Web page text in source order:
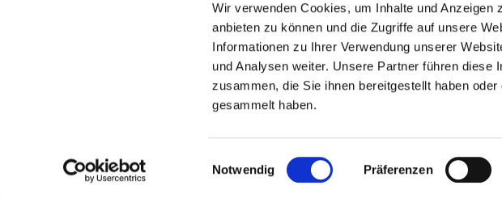
Wir verwenden Cookies, um Inhalte und
anbieten zu können und die Zugriffe auf unsere
Informationen zu Ihrer Verwendung unserer
und Analysen weiter. Unsere Partner führen
zusammen, die Sie ihnen bereitgestellt haben
gesammelt haben.
i
Notwendig Präferenzen